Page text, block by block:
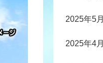
2025年5月
2025年4月